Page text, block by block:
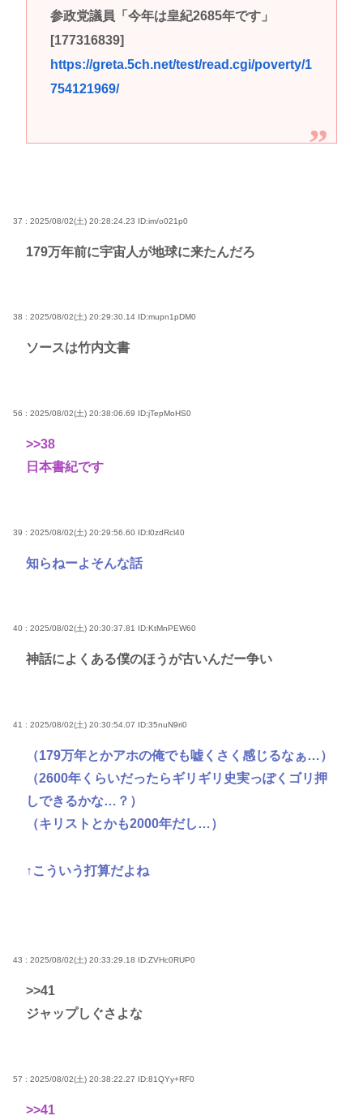
参政党議員「今年は皇紀2685年です」
[177316839]
https://greta.5ch.net/test/read.cgi/poverty/1
754121969/
37 : 2025/08/02(土) 20:28:24.23 ID:im/o021p0
179万年前に宇宙人が地球に来たんだろ
38 : 2025/08/02(土) 20:29:30.14 ID:mupn1pDM0
ソースは竹内文書
56 : 2025/08/02(土) 20:38:06.69 ID:jTepMoHS0
>>38
日本書紀です
39 : 2025/08/02(土) 20:29:56.60 ID:l0zdRcl40
知らねーよそんな話
40 : 2025/08/02(土) 20:30:37.81 ID:KtMnPEW60
神話によくある僕のほうが古いんだー争い
41 : 2025/08/02(土) 20:30:54.07 ID:35nuN9ri0
（179万年とかアホの俺でも嘘くさく感じるなぁ…）
（2600年くらいだったらギリギリ史実っぽくゴリ押
しできるかな…？）
（キリストとかも2000年だし…）
↑こういう打算だよね
43 : 2025/08/02(土) 20:33:29.18 ID:ZVHc0RUP0
>>41
ジャップしぐさよな
57 : 2025/08/02(土) 20:38:22.27 ID:81QYy+RF0
>>41